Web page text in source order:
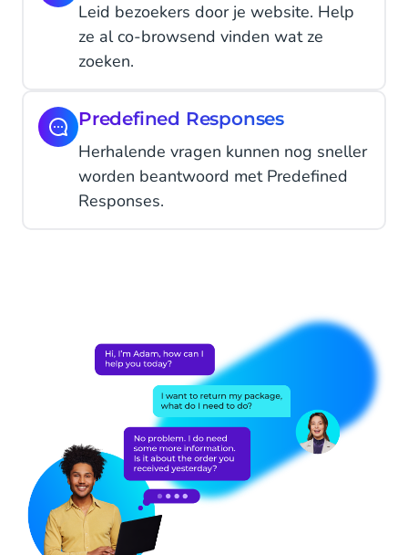
Leid bezoekers door je website. Help
ze al co-browsend vinden wat ze
zoeken.
Predefined Responses
Herhalende vragen kunnen nog sneller
worden beantwoord met Predefined
Responses.